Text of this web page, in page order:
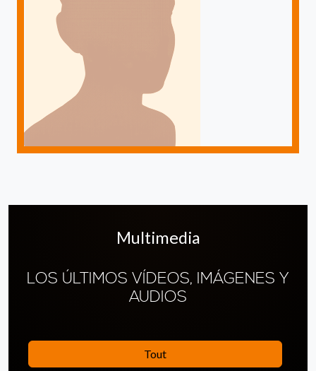
Multimedia
LOS ÚLTIMOS VÍDEOS, IMÁGENES Y
AUDIOS
Tout